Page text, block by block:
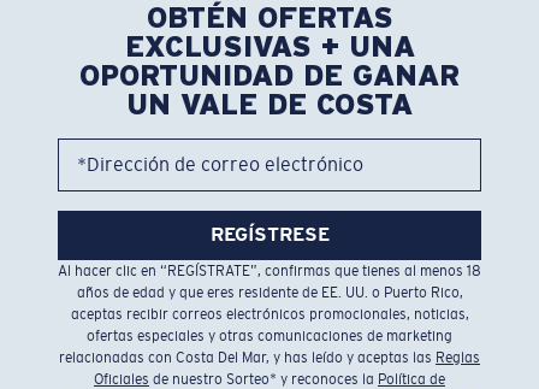
OBTÉN OFERTAS
EXCLUSIVAS + UNA
OPORTUNIDAD DE GANAR
UN VALE DE COSTA
*Dirección de correo electrónico
REGÍSTRESE
Al hacer clic en “REGÍSTRATE”, confirmas que tienes al menos 18
años de edad y que eres residente de EE. UU. o Puerto Rico,
aceptas recibir correos electrónicos promocionales, noticias,
ofertas especiales y otras comunicaciones de marketing
relacionadas con Costa Del Mar, y has leído y aceptas las Reglas
Oficiales de nuestro Sorteo* y reconoces la Política de